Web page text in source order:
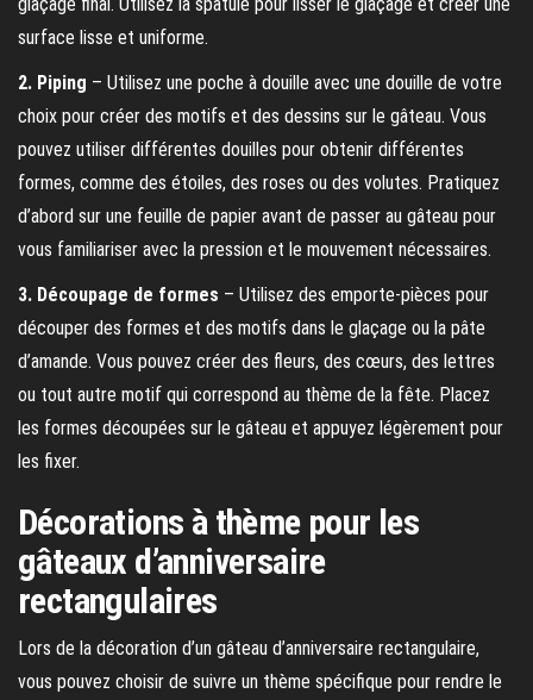
surface lisse et uniforme.
2. Piping – Utilisez une poche à douille avec une douille de votre
choix pour créer des motifs et des dessins sur le gâteau. Vous
pouvez utiliser différentes douilles pour obtenir différentes
formes, comme des étoiles, des roses ou des volutes. Pratiquez
d’abord sur une feuille de papier avant de passer au gâteau pour
vous familiariser avec la pression et le mouvement nécessaires.
3. Découpage de formes – Utilisez des emporte-pièces pour
découper des formes et des motifs dans le glaçage ou la pâte
d’amande. Vous pouvez créer des fleurs, des cœurs, des lettres
ou tout autre motif qui correspond au thème de la fête. Placez
les formes découpées sur le gâteau et appuyez légèrement pour
les fixer.
Décorations à thème pour les
gâteaux d’anniversaire
rectangulaires
Lors de la décoration d’un gâteau d’anniversaire rectangulaire,
vous pouvez choisir de suivre un thème spécifique pour rendre le